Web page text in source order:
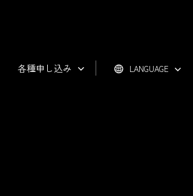
各種申し込み LANGUAGE